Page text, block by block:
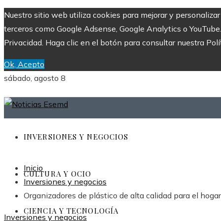
Nuestro sitio web utiliza cookies para mejorar y
terceros como Google Adsense, Google Analytics o
Privacidad. Haga clic en el botón para consultar nuestra
Ok, Acepto
sábado, agosto 8
INVERSIONES Y NEGOCIOS
CULTURA Y OCIO
CIENCIA Y TECNOLOGÍA
Inicio
Inversiones y negocios
Organizadores de plástico de alta calidad para el
Inversiones y negocios